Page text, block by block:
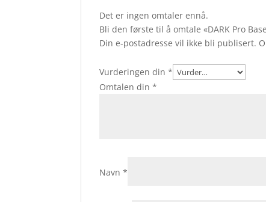
Det er ingen omtaler ennå.
Bli den første til å omtale «DARK Pro
Din e-postadresse vil ikke bli publisert.
Vurderingen din*
Omtalen din*
Navn*